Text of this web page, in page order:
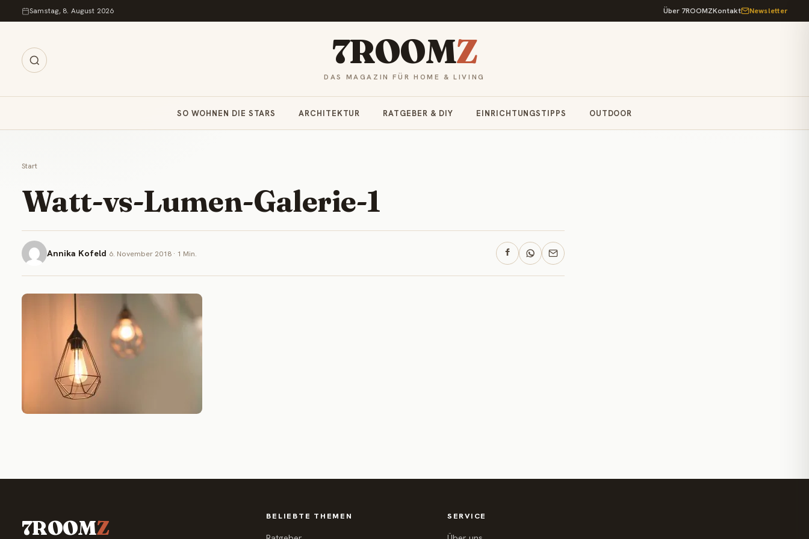
Zum Inhalt springen
Samstag, 8. August 2026 Über 7ROOMZKontakt Newsletter
7ROOMZ
DAS MAGAZIN FÜR HOME & LIVING
SO WOHNEN DIE STARS ARCHITEKTUR RATGEBER & DIY EINRICHTUNGSTIPPS OUTDOOR
Start
Watt-vs-Lumen-Galerie-1
Annika Kofeld 6. November 2018 · 1 Min.
7ROOMZ BELIEBTE THEMEN SERVICE